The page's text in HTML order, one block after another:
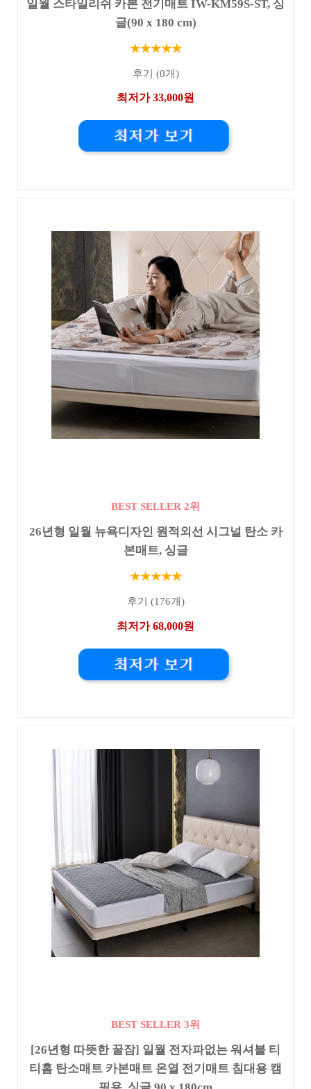
일월 스타일리쉬 카본 전기매트 IW-KM59S-ST, 싱
글(90 x 180 cm)
★★★★★
후기 (0개)
최저가 33,000원
BEST SELLER 2위
26년형 일월 뉴욕디자인 원적외선 시그널 탄소 카
본매트, 싱글
★★★★★
후기 (176개)
최저가 68,000원
BEST SELLER 3위
[26년형 따뜻한 꿀잠] 일월 전자파없는 워셔블 티
티홈 탄소매트 카본매트 온열 전기매트 침대용 캠